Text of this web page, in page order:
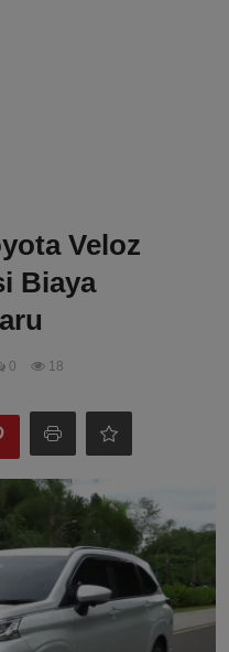
Veloz
Biaya
0 18